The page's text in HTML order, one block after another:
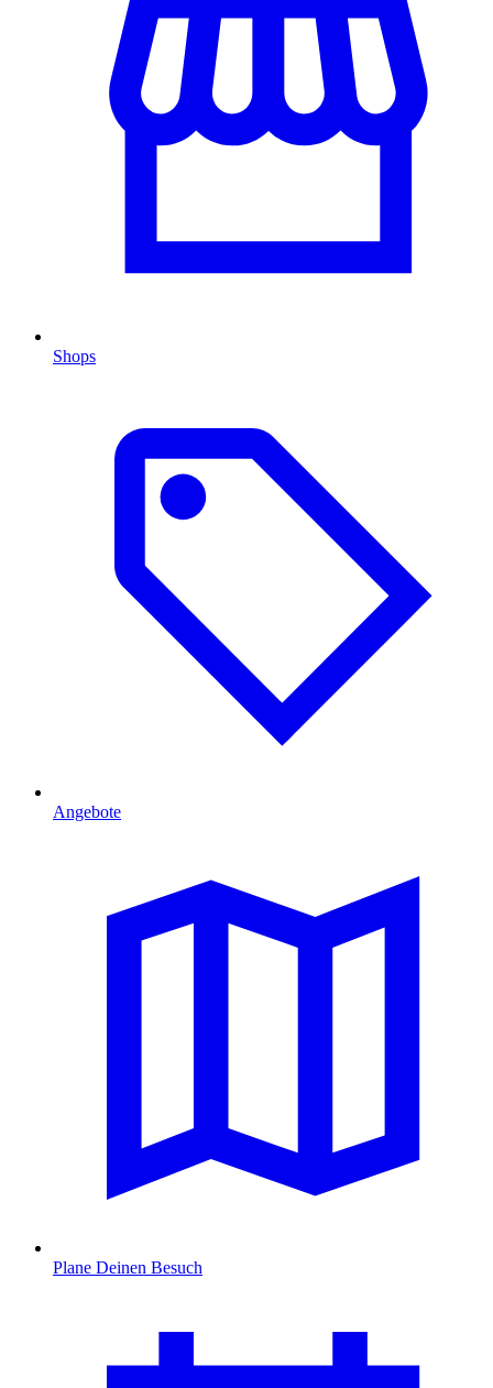
Shops
Angebote
Plane Deinen Besuch